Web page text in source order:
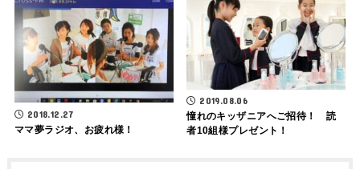
2018.12.27
ママ夢ラジオ、お疲れ様！
2019.08.06
憧れのキッザニアへご招待！ 読
者10組様プレゼント！